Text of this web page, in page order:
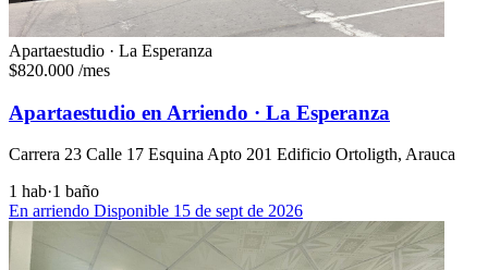
Apartaestudio · La Esperanza
$820.000 /mes
Apartaestudio en Arriendo · La Esperanza
Carrera 23 Calle 17 Esquina Apto 201 Edificio Ortoligth, Arauca
1 hab·1 baño
En arriendo Disponible 15 de sept de 2026